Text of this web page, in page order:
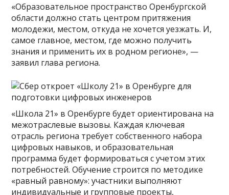
«Образовательное пространство Оренбургской
области должно стать центром притяжения
молодежи, местом, откуда не хочется уезжать. И,
самое главное, местом, где можно получить
знания и применить их в родном регионе», —
заявил глава региона.
«Школа 21» в Оренбурге будет ориентирована на
межотраслевые вызовы. Каждая ключевая
отрасль региона требует собственного набора
цифровых навыков, и образовательная
программа будет формироваться с учетом этих
потребностей. Обучение строится по методике
«равный равному»: участники выполняют
индивидуальные и групповые проекты,